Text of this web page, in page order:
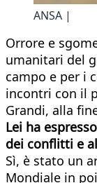
ANSA |
Orrore e
umanitari del
campo e per i
incontri con il
Grandi, alla
Lei ha
dei conflitti e
Sì, è stato un
Mondiale in